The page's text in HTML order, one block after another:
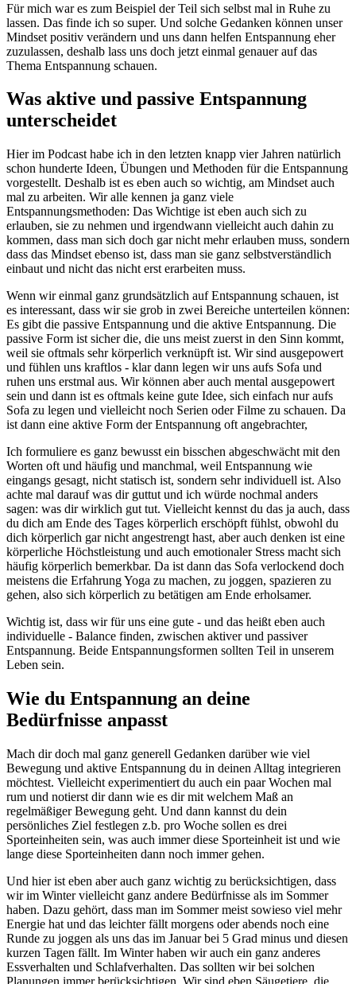
Für mich war es zum Beispiel der Teil sich selbst mal in Ruhe zu
lassen. Das finde ich so super. Und solche Gedanken können unser
Mindset positiv verändern und uns dann helfen Entspannung eher
zuzulassen, deshalb lass uns doch jetzt einmal genauer auf das
Thema Entspannung schauen.
Was aktive und passive Entspannung
unterscheidet
Hier im Podcast habe ich in den letzten knapp vier Jahren natürlich
schon hunderte Ideen, Übungen und Methoden für die Entspannung
vorgestellt. Deshalb ist es eben auch so wichtig, am Mindset auch
mal zu arbeiten. Wir alle kennen ja ganz viele
Entspannungsmethoden: Das Wichtige ist eben auch sich zu
erlauben, sie zu nehmen und irgendwann vielleicht auch dahin zu
kommen, dass man sich doch gar nicht mehr erlauben muss, sondern
dass das Mindset ebenso ist, dass man sie ganz selbstverständlich
einbaut und nicht das nicht erst erarbeiten muss.
Wenn wir einmal ganz grundsätzlich auf Entspannung schauen, ist
es interessant, dass wir sie grob in zwei Bereiche unterteilen können:
Es gibt die passive Entspannung und die aktive Entspannung. Die
passive Form ist sicher die, die uns meist zuerst in den Sinn kommt,
weil sie oftmals sehr körperlich verknüpft ist. Wir sind ausgepowert
und fühlen uns kraftlos - klar dann legen wir uns aufs Sofa und
ruhen uns erstmal aus. Wir können aber auch mental ausgepowert
sein und dann ist es oftmals keine gute Idee, sich einfach nur aufs
Sofa zu legen und vielleicht noch Serien oder Filme zu schauen. Da
ist dann eine aktive Form der Entspannung oft angebrachter,
Ich formuliere es ganz bewusst ein bisschen abgeschwächt mit den
Worten oft und häufig und manchmal, weil Entspannung wie
eingangs gesagt, nicht statisch ist, sondern sehr individuell ist. Also
achte mal darauf was dir guttut und ich würde nochmal anders
sagen: was dir wirklich gut tut. Vielleicht kennst du das ja auch, dass
du dich am Ende des Tages körperlich erschöpft fühlst, obwohl du
dich körperlich gar nicht angestrengt hast, aber auch denken ist eine
körperliche Höchstleistung und auch emotionaler Stress macht sich
häufig körperlich bemerkbar. Da ist dann das Sofa verlockend doch
meistens die Erfahrung Yoga zu machen, zu joggen, spazieren zu
gehen, also sich körperlich zu betätigen am Ende erholsamer.
Wichtig ist, dass wir für uns eine gute - und das heißt eben auch
individuelle - Balance finden, zwischen aktiver und passiver
Entspannung. Beide Entspannungsformen sollten Teil in unserem
Leben sein.
Wie du Entspannung an deine
Bedürfnisse anpasst
Mach dir doch mal ganz generell Gedanken darüber wie viel
Bewegung und aktive Entspannung du in deinen Alltag integrieren
möchtest. Vielleicht experimentiert du auch ein paar Wochen mal
rum und notierst dir dann wie es dir mit welchem Maß an
regelmäßiger Bewegung geht. Und dann kannst du dein
persönliches Ziel festlegen z.b. pro Woche sollen es drei
Sporteinheiten sein, was auch immer diese Sporteinheit ist und wie
lange diese Sporteinheiten dann noch immer gehen.
Und hier ist eben aber auch ganz wichtig zu berücksichtigen, dass
wir im Winter vielleicht ganz andere Bedürfnisse als im Sommer
haben. Dazu gehört, dass man im Sommer meist sowieso viel mehr
Energie hat und das leichter fällt morgens oder abends noch eine
Runde zu joggen als uns das im Januar bei 5 Grad minus und diesen
kurzen Tagen fällt. Im Winter haben wir auch ein ganz anderes
Essverhalten und Schlafverhalten. Das sollten wir bei solchen